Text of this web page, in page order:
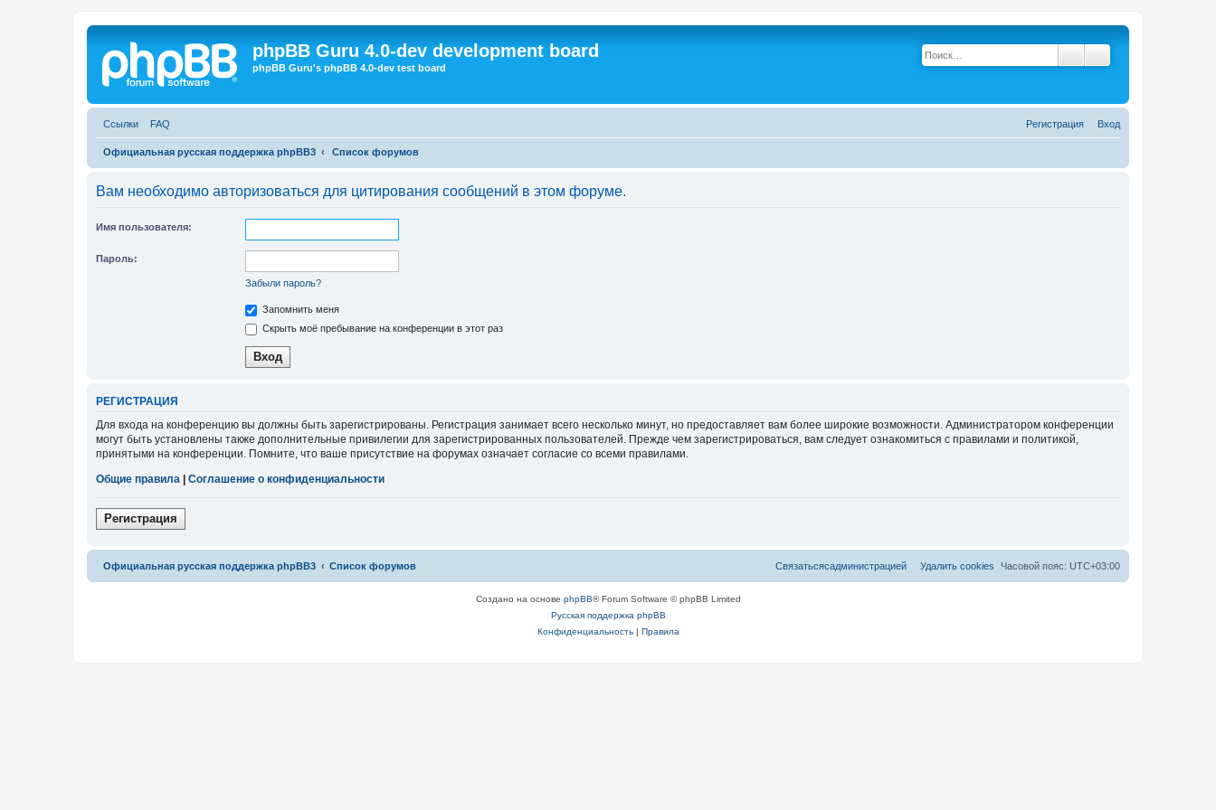
phpBB Guru 4.0-dev development board
phpBB Guru's phpBB 4.0-dev test board ПоискРасширенный
Ссылки FAQ Вход
Регистрация
Официальная русская поддержка phpBB3 Список форумов
Вам необходимо авторизоваться для цитирования сообщений в этом форуме.
Имя пользователя:
Пароль:
Забыли пароль?
Запомнить меня
Скрыть моё пребывание на конференции в этот раз
РЕГИСТРАЦИЯ
Для входа на конференцию вы должны быть зарегистрированы. Регистрация занимает всего несколько минут, но предоставляет вам более широкие возможности. Администратором конференции
могут быть установлены также дополнительные привилегии для зарегистрированных пользователей. Прежде чем зарегистрироваться, вам следует ознакомиться с правилами и политикой,
принятыми на конференции. Помните, что ваше присутствие на форумах означает согласие со всеми правилами.
Общие правила
Соглашение о конфиденциальности
Регистрация
Официальная русская поддержка phpBB3 Список форумов Часовой пояс: UTC+03:00
Удалить cookies
Связаться с
Связатьсясадминистрацией
Создано на основе phpBB® Forum Software © phpBB Limited
Русская поддержка phpBB
Конфиденциальность| Правила